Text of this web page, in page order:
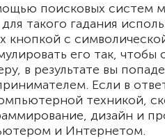
поисковых систем
для такого гадания
кнопкой с
его так, чтобы
в результате вы
Если в
техникой,
дизайн и
и Интернетом.